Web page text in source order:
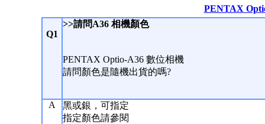
PENTAX
Q1
>>請問A36 相機顏色
PENTAX Optio-A36 數位相機
請問顏色是隨機出貨的嗎?
A
黑或銀，可指定
指定顏色請參閱